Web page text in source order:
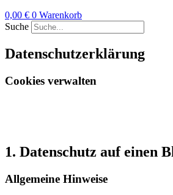
0,00 € 0 Warenkorb
Suche
Datenschutz­erklärung
Cookies verwalten
1. Datenschutz auf einen
Allgemeine Hinweise